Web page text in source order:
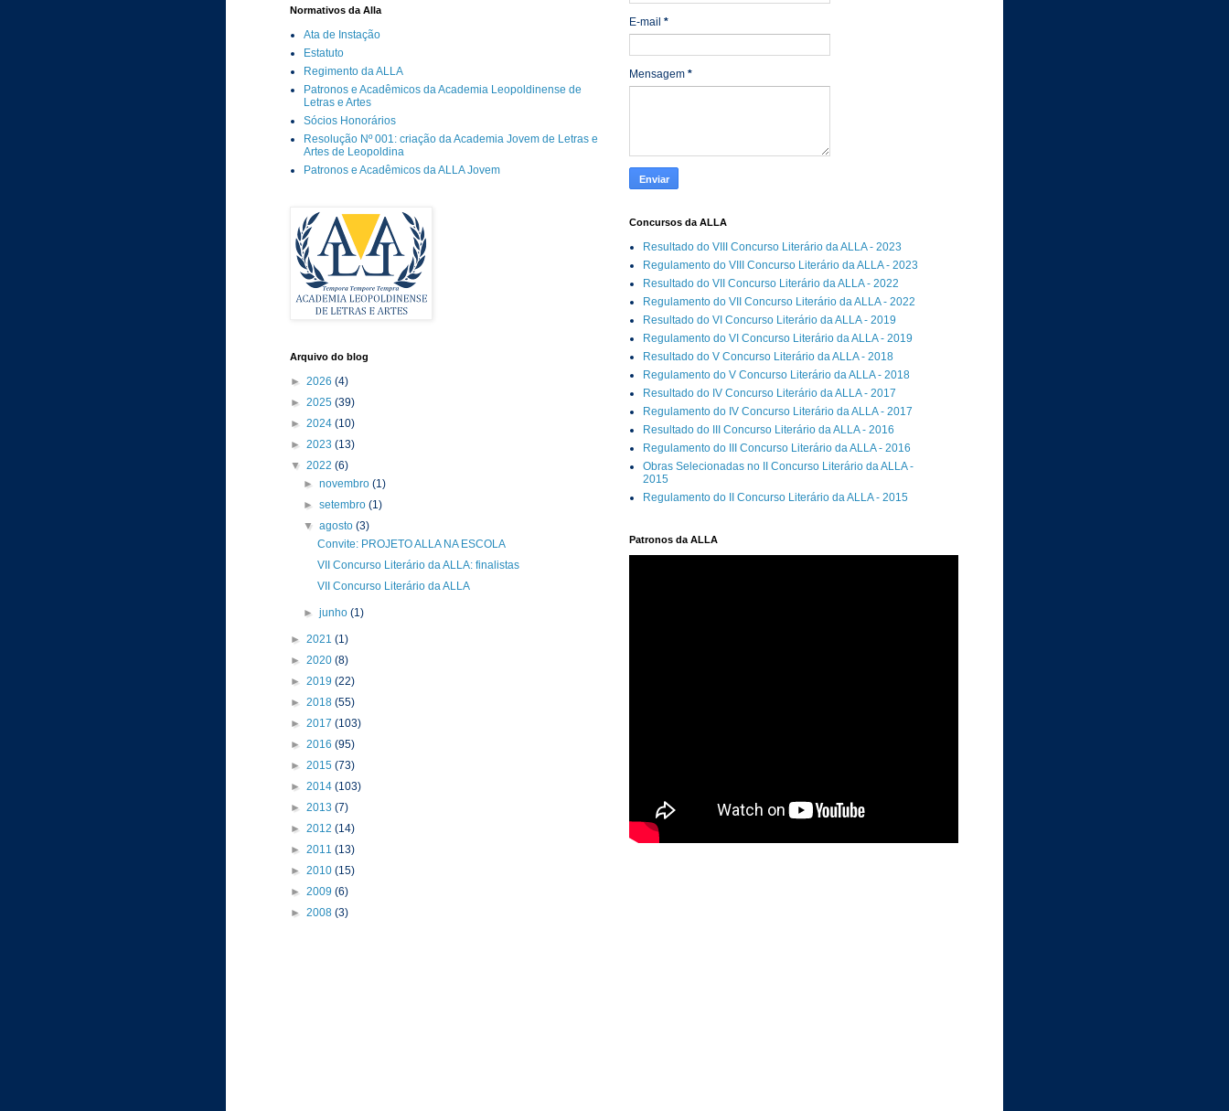
Normativos da Alla
Ata de Instação
Estatuto
Regimento da ALLA
Patronos e Acadêmicos da Academia Leopoldinense de
Letras e Artes
Sócios Honorários
Resolução Nº 001: criação da Academia Jovem de Letras e
Artes de Leopoldina
Patronos e Acadêmicos da ALLA Jovem
Arquivo do blog
► 2026 (4)
► 2025 (39)
► 2024 (10)
► 2023 (13)
▼ 2022 (6)
►novembro(1)
►setembro(1)
▼agosto(3)
Convite: PROJETO ALLA NA ESCOLA
VII Concurso Literário da ALLA: finalistas
VII Concurso Literário da ALLA
►junho(1)
► 2021 (1)
► 2020 (8)
► 2019 (22)
► 2018 (55)
► 2017 (103)
► 2016 (95)
► 2015 (73)
► 2014 (103)
► 2013 (7)
► 2012 (14)
► 2011 (13)
► 2010 (15)
► 2009 (6)
► 2008 (3)
E-mail *
Mensagem *
Concursos da ALLA
Resultado do VIII Concurso Literário da ALLA - 2023
Regulamento do VIII Concurso Literário da ALLA - 2023
Resultado do VII Concurso Literário da ALLA - 2022
Regulamento do VII Concurso Literário da ALLA - 2022
Resultado do VI Concurso Literário da ALLA - 2019
Regulamento do VI Concurso Literário da ALLA - 2019
Resultado do V Concurso Literário da ALLA - 2018
Regulamento do V Concurso Literário da ALLA - 2018
Resultado do IV Concurso Literário da ALLA - 2017
Regulamento do IV Concurso Literário da ALLA - 2017
Resultado do III Concurso Literário da ALLA - 2016
Regulamento do III Concurso Literário da ALLA - 2016
Obras Selecionadas no II Concurso Literário da ALLA -
2015
Regulamento do II Concurso Literário da ALLA - 2015
Patronos da ALLA